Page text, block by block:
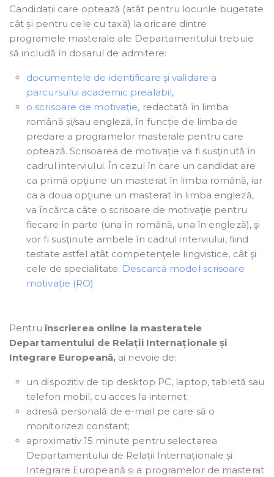
Candidații care optează (atât pentru locurile bugetate
cât și pentru cele cu taxă) la oricare dintre
programele masterale ale Departamentului trebuie
să includă în dosarul de admitere:
documentele de identificare și validare a
parcursului academic prealabil,
o scrisoare de motivație, redactată în limba
română și/sau engleză, în funcție de limba de
predare a programelor masterale pentru care
optează. Scrisoarea de motivație va fi susţinută în
cadrul interviului. În cazul în care un candidat are
ca primă opţiune un masterat în limba română, iar
ca a doua opţiune un masterat în limba engleză,
va încărca câte o scrisoare de motivaţie pentru
fiecare în parte (una în română, una în engleză), şi
vor fi susţinute ambele în cadrul interviului, fiind
testate astfel atât competenţele lingvistice, cât şi
cele de specialitate. Descarcă model scrisoare
motivație (RO)
Pentru înscrierea online la masteratele
Departamentului de Relații Internaționale și
Integrare Europeană, ai nevoie de:
un dispozitiv de tip desktop PC, laptop, tabletă sau
telefon mobil, cu acces la internet;
adresă personală de e-mail pe care să o
monitorizezi constant;
aproximativ 15 minute pentru selectarea
Departamentului de Relații Internaționale și
Integrare Europeană și a programelor de masterat